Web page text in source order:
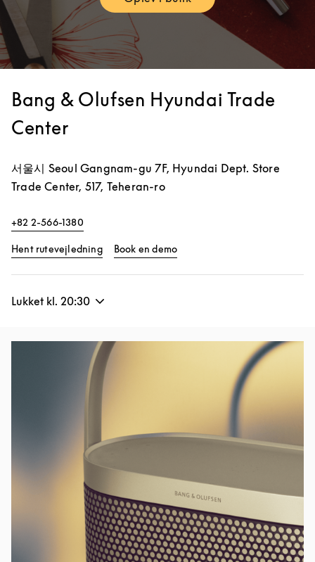
Link Opens in New Tab
Bang & Olufsen Hyundai Trade
Center
서울시 Seoul Gangnam-gu 7F, Hyundai Dept. Store
Trade Center, 517, Teheran-ro
+82 2-566-1380
Hent rutevejledningLink Opens in New Tab
Book en demo
Lukket kl. 20:30